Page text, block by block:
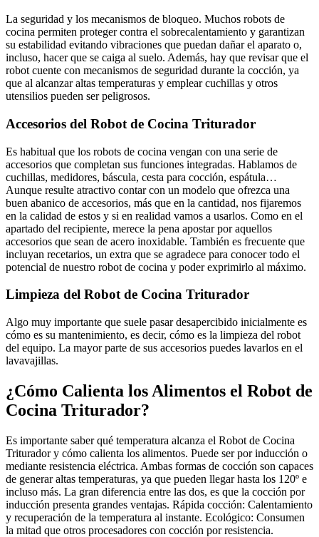
La seguridad y los mecanismos de bloqueo. Muchos robots de
cocina permiten proteger contra el sobrecalentamiento y garantizan
su estabilidad evitando vibraciones que puedan dañar el aparato o,
incluso, hacer que se caiga al suelo. Además, hay que revisar que el
robot cuente con mecanismos de seguridad durante la cocción, ya
que al alcanzar altas temperaturas y emplear cuchillas y otros
utensilios pueden ser peligrosos.
Accesorios del Robot de Cocina Triturador
Es habitual que los robots de cocina vengan con una serie de
accesorios que completan sus funciones integradas. Hablamos de
cuchillas, medidores, báscula, cesta para cocción, espátula…
Aunque resulte atractivo contar con un modelo que ofrezca una
buen abanico de accesorios, más que en la cantidad, nos fijaremos
en la calidad de estos y si en realidad vamos a usarlos. Como en el
apartado del recipiente, merece la pena apostar por aquellos
accesorios que sean de acero inoxidable. También es frecuente que
incluyan recetarios, un extra que se agradece para conocer todo el
potencial de nuestro robot de cocina y poder exprimirlo al máximo.
Limpieza del Robot de Cocina Triturador
Algo muy importante que suele pasar desapercibido inicialmente es
cómo es su mantenimiento, es decir, cómo es la limpieza del robot
del equipo. La mayor parte de sus accesorios puedes lavarlos en el
lavavajillas.
¿Cómo Calienta los Alimentos el Robot de
Cocina Triturador?
Es importante saber qué temperatura alcanza el Robot de Cocina
Triturador y cómo calienta los alimentos. Puede ser por inducción o
mediante resistencia eléctrica. Ambas formas de cocción son capaces
de generar altas temperaturas, ya que pueden llegar hasta los 120º e
incluso más. La gran diferencia entre las dos, es que la cocción por
inducción presenta grandes ventajas. Rápida cocción: Calentamiento
y recuperación de la temperatura al instante. Ecológico: Consumen
la mitad que otros procesadores con cocción por resistencia.